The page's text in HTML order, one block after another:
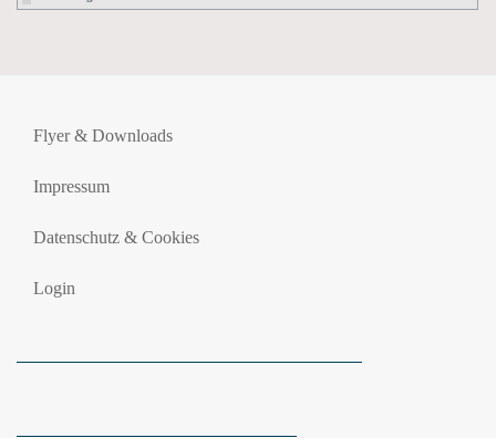
Flyer & Downloads
Impressum
Datenschutz & Cookies
Login